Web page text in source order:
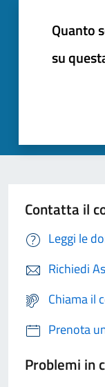
Quanto
su
Contatta il
Leggi le
Richiedi
Chiama il
Prenota
Problemi in